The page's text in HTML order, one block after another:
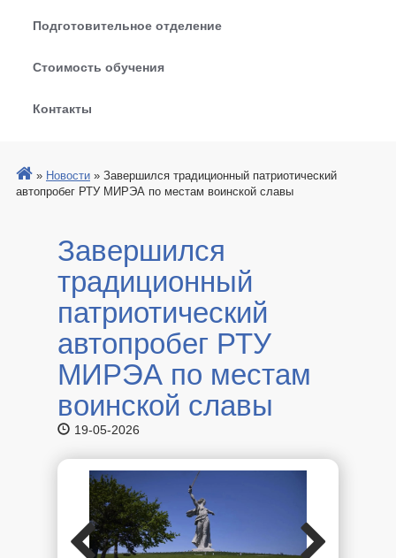
Подготовительное отделение
Стоимость обучения
Контакты
» Новости » Завершился традиционный патриотический
автопробег РТУ МИРЭА по местам воинской славы
Завершился
традиционный
патриотический
автопробег РТУ
МИРЭА по местам
воинской славы
19-05-2026